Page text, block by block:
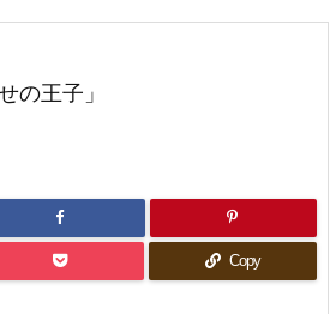

の王子」
Copy